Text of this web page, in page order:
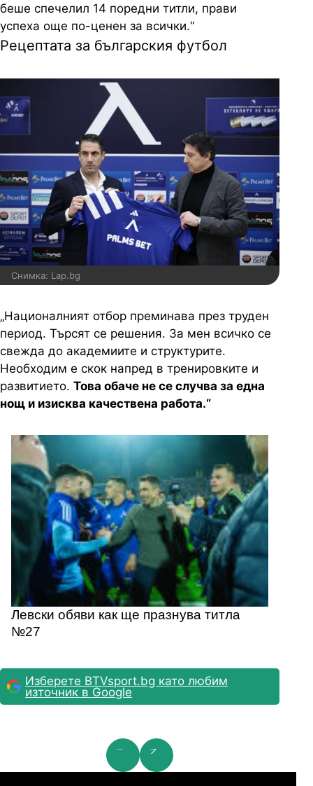
беше спечелил 14 поредни титли, прави
успеха още по-ценен за всички.“
Рецептата за българския футбол
Снимка: Lap.bg
„Националният отбор преминава през труден
период. Търсят се решения. За мен всичко се
свежда до академиите и структурите.
Необходим е скок напред в тренировките и
развитието. Това обаче не се случва за една
нощ и изисква качествена работа.“
Левски обяви как ще празнува титла
№27
Изберете BTVsport.bg като любим
източник в Google